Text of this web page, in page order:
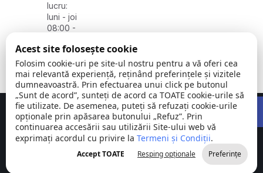
lucru:
luni - joi
08:00 -
vineri
08:00 -
14:00
Comuna
Stejaru |
județul Tulcea
©
2026
Toate
drepturile
rezervate
Concept realizat deBig Media Relații Publice SRL
Acest site folosește cookie
Folosim cookie-uri pe site-ul nostru pentru a vă oferi cea
mai relevantă experiență, reținând preferințele și vizitele
dumneavoastră. Prin efectuarea unui click pe butonul
„Sunt de acord”, sunteți de acord ca TOATE cookie-urile să
fie utilizate. De asemenea, puteți să refuzați cookie-urile
opționale prin apăsarea butonului „Refuz”. Prin
continuarea accesării sau utilizării Site-ului web vă
exprimați acordul cu privire la Termeni și Condiții.
Accept TOATE Resping opționale Preferințe